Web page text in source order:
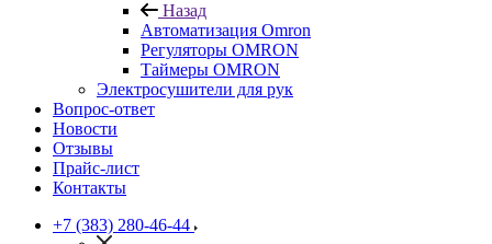
Назад
Автоматизация Omron
Регуляторы OMRON
Таймеры OMRON
Электросушители для рук
Вопрос-ответ
Новости
Отзывы
Прайс-лист
Контакты
+7 (383) 280-46-44